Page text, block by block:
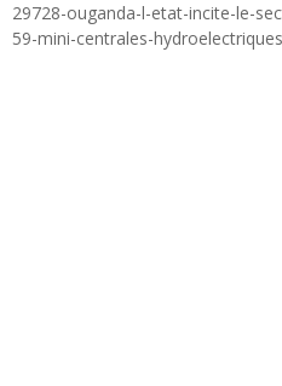
29728-ouganda-l-etat-incite-le-
59-mini-centrales-hydroelectriques